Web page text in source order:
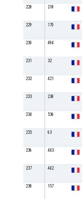
228 218
229 170
230 494
231 32
232 421
233 238
234 536
235 63
236 443
237 442
238 157